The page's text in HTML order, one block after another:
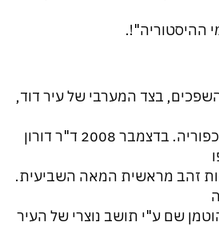
ההיסטוריה"!.
בצד המערבי של עיר דוד,
נוספת הוכיחה עצמה כפוריה. בדצמבר 2008 ד"ר דורון
264 מטבעות זהב מראשית המאה השביעית.
שם ע"י תושב נוצרי של העיר